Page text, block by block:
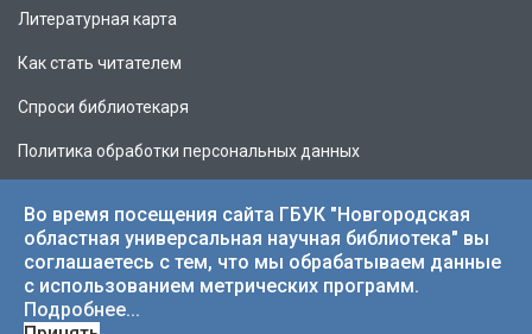
Литературная карта
Как стать читателем
Спроси библиотекаря
Политика обработки персональных данных
© 2026 НОУНБ.
Во время посещения сайта ГБУК "Новгородская
областная универсальная научная библиотека" вы
соглашаетесь с тем, что мы обрабатываем данные
с использованием метрических программ.
Подробнее...